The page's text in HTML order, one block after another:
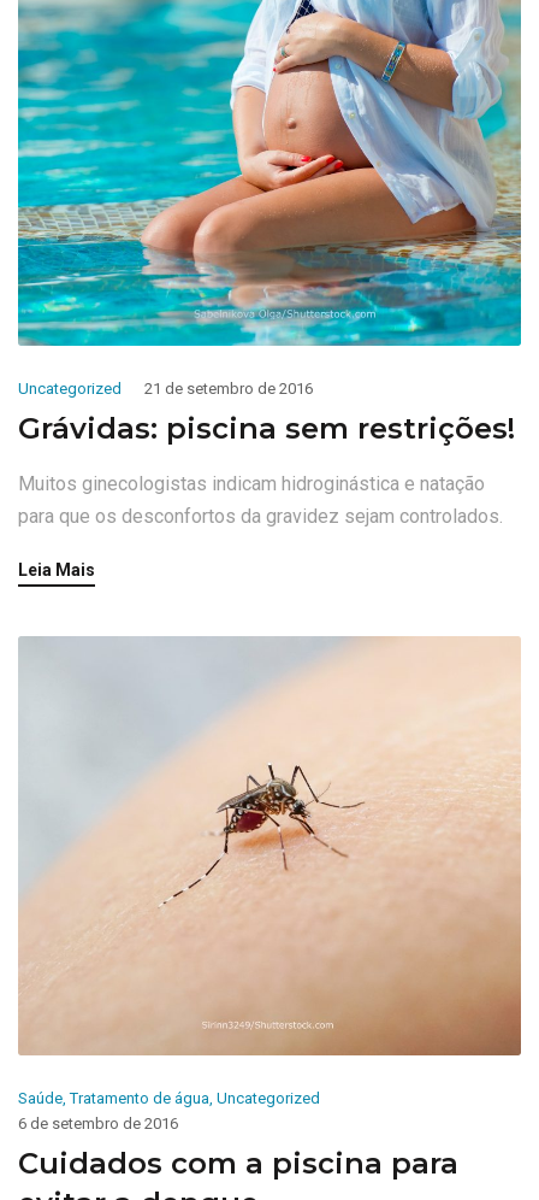
Uncategorized 21 de setembro de 2016
Grávidas: piscina sem restrições!
Muitos ginecologistas indicam hidroginástica e natação
para que os desconfortos da gravidez sejam controlados.
Leia Mais
Saúde ,Tratamento de água Uncategorized
6 de setembro de 2016
Cuidados com a piscina para